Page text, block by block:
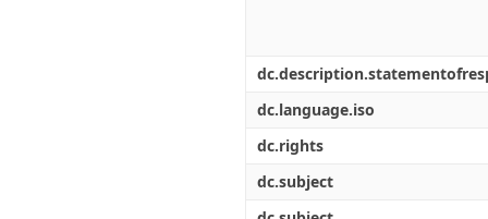
dc.language.iso
dc.rights
dc.subject